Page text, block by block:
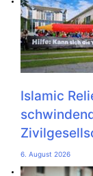
Islamic
6. August 2026